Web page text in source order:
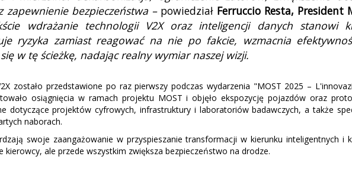
bezpieczeństwa –powiedział Ferruccio Resta,
wdrażanie technologii V2X oraz inteligencji danych stanowi
ryzyka zamiast reagować na nie po fakcie, wzmacnia
w tę ścieżkę, nadając realny wymiar naszej wizji.
zostało przedstawione po raz pierwszy podczas wydarzenia "MOST 2025 –
osiągnięcia w ramach projektu MOST i objęło ekspozycję pojazdów oraz
dotyczące projektów cyfrowych, infrastruktury i laboratoriów badawczych, a także
naborach.
swoje zaangażowanie w przyspieszanie transformacji w kierunku inteligentnych
ale przede wszystkim zwiększa bezpieczeństwo na drodze.